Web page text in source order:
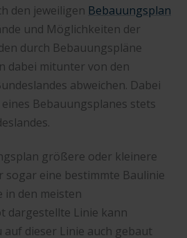
den jeweiligen Bebauungsplan
und Möglichkeiten der
durch Bebauungspläne
dabei mitunter von den
abweichen. Dabei
Bebauungsplanes stets
größere oder kleinere
sogar eine bestimmte Baulinie
in den meisten
dargestellte Linie kann
auf dieser Linie auch gebaut